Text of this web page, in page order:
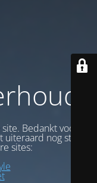
Bedankt voor uw
nog steeds
sites: